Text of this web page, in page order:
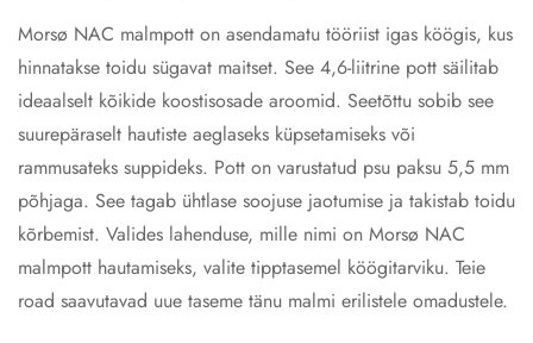
Morsø NAC malmpott on asendamatu tööriist igas köögis, kus
hinnatakse toidu sügavat maitset. See 4,6-liitrine pott säilitab
ideaalselt kõikide koostisosade aroomid. Seetõttu sobib see
suurepäraselt hautiste aeglaseks küpsetamiseks või
rammusateks suppideks. Pott on varustatud psu paksu 5,5 mm
põhjaga. See tagab ühtlase soojuse jaotumise ja takistab toidu
kõrbemist. Valides lahenduse, mille nimi on Morsø NAC
malmpott hautamiseks, valite tipptasemel köögitarviku. Teie
road saavutavad uue taseme tänu malmi erilistele omadustele.